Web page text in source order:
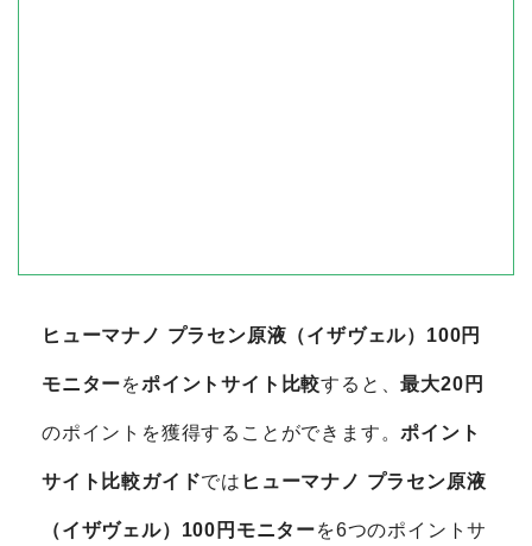
ヒューマナノ プラセン原液（イザヴェル）100円
モニターをポイントサイト比較すると、最大20円
のポイントを獲得することができます。ポイント
サイト比較ガイドでは ヒューマナノ プラセン原液
（イザヴェル）100円モニターを6つのポイントサ